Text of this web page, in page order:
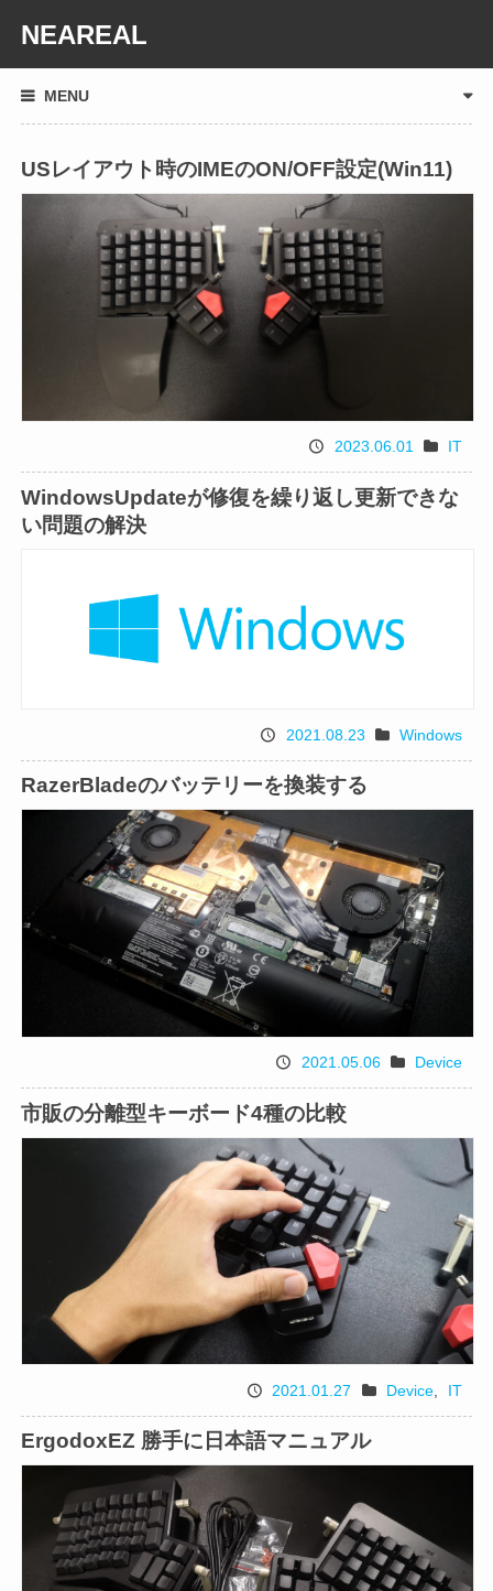
NEAREAL
MENU
USレイアウト時のIMEのON/OFF設定(Win11)
投
稿
日
2023.06.01
カ
テ
ゴ
IT
WindowsUpdateが修復を繰り返し更新できな
い問題の解決
投
稿
日
2021.08.23
カ
テ
Windows
RazerBladeのバッテリーを換装する
投
稿
日
2021.05.06
カ
テ
Device
市販の分離型キーボード4種の比較
投
稿
日
2021.01.27
カ
テ
Device, IT
ErgodoxEZ 勝手に日本語マニュアル